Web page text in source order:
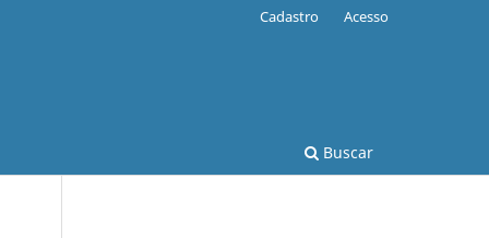
Buscar
Cadastro Acesso